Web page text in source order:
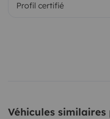
Profil certifié
Véhicules